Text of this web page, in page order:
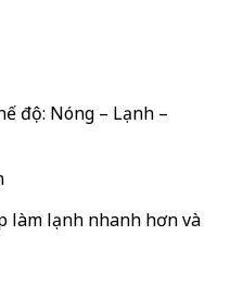
độ: Nóng – Lạnh –
làm lạnh nhanh hơn và